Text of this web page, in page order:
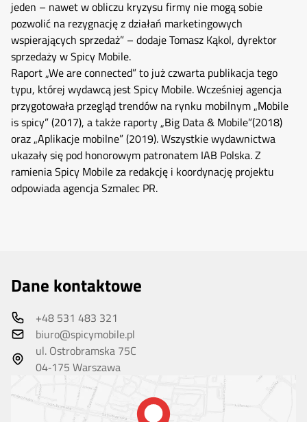
jeden – nawet w obliczu kryzysu firmy nie mogą sobie
pozwolić na rezygnację z działań marketingowych
wspierających sprzedaż” – dodaje Tomasz Kąkol, dyrektor
sprzedaży w Spicy Mobile.
Raport „We are connected” to już czwarta publikacja tego
typu, której wydawcą jest Spicy Mobile. Wcześniej agencja
przygotowała przegląd trendów na rynku mobilnym „Mobile
is spicy” (2017), a także raporty „Big Data & Mobile”(2018)
oraz „Aplikacje mobilne” (2019). Wszystkie wydawnictwa
ukazały się pod honorowym patronatem IAB Polska. Z
ramienia Spicy Mobile za redakcję i koordynację projektu
odpowiada agencja Szmalec PR.
Dane kontaktowe
+48 531 483 321
biuro@spicymobile.pl
ul. Ostrobramska 75C
04‑175 Warszawa